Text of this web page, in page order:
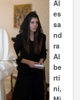
Al
es
sa
nd
ra
Al
be
rti
ni,